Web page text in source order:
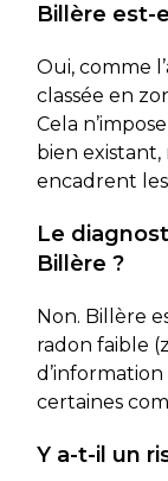
Billère est-
Oui, comme
classée en
Cela
bien existant,
encadrent
Le
Billère ?
Non. Billère
radon faible
certaines
Y a-t-il un